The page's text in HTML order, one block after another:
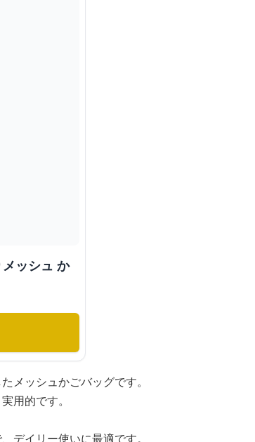
ッシュ か
メッシュかごバッグです。
用的です。
デイリー使いに最適です。